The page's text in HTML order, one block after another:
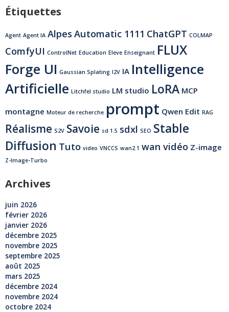
Étiquettes
Agent Agent IA AlpesAutomatic 1111 ChatGPT COLMAP
ComfyUI ControlNet Education Eleve Enseignant FLUX
Forge UI Gaussian Splating I2V IA Intelligence
Artificielle Litchfel studio LM studio LoRA MCP
montagne Moteur de recherche prompt Qwen Edit RAG
Réalisme S2V Savoie sd 1.5 sdxl SEO Stable
Diffusion Tuto video VNCCS wan2.1 wan vidéo Z-image
Z-Image-Turbo
Archives
juin 2026
février 2026
janvier 2026
décembre 2025
novembre 2025
septembre 2025
août 2025
mars 2025
décembre 2024
novembre 2024
octobre 2024